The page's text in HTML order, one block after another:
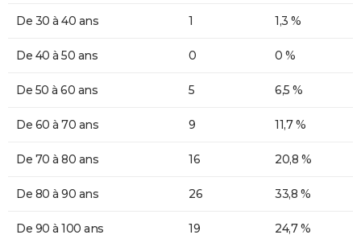
De 30 à 40 ans 1 1,3 %
De 40 à 50 ans 0 0 %
De 50 à 60 ans 5 6,5 %
De 60 à 70 ans 9 11,7 %
De 70 à 80 ans 16 20,8 %
De 80 à 90 ans 26 33,8 %
De 90 à 100 ans 19 24,7 %